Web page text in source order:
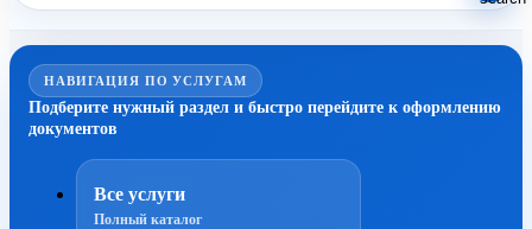
НАВИГАЦИЯ ПО УСЛУГАМ
Подберите нужный раздел и быстро перейдите к оформлению
документов
Все услуги
Полный каталог